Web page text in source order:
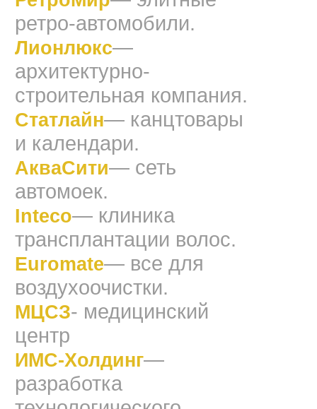
ретро-автомобили.
Лионлюкс—
архитектурно-
строительная компания.
Статлайн— канцтовары
и календари.
АкваСити— сеть
автомоек.
Inteco— клиника
трансплантации волос.
Euromate— все для
воздухоочистки.
МЦСЗ- медицинский
центр
ИМС-Холдинг—
разработка